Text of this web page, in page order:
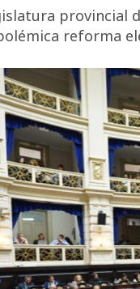
provincial
reforma